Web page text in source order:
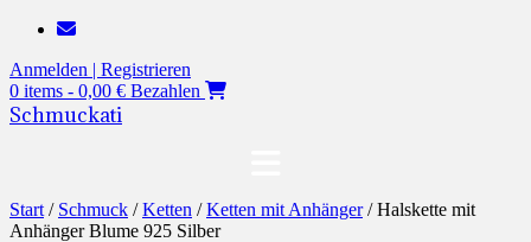
Zum
springen
Anmelden | Registrieren
0 items - 0,00 € Bezahlen
Schmuckati
Start / Schmuck /Ketten /Ketten mit Anhänger/ Halskette mit
Anhänger Blume 925 Silber